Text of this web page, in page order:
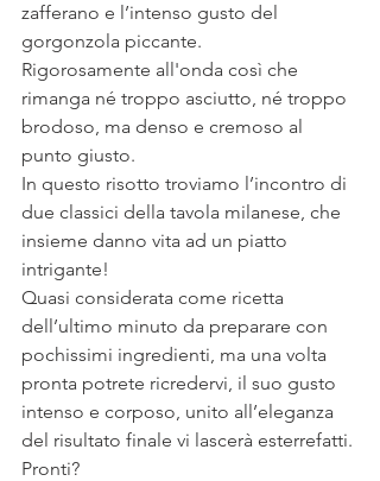
zafferano e l’intenso gusto del
gorgonzola piccante.
Rigorosamente all'onda così che
rimanga né troppo asciutto, né troppo
brodoso, ma denso e cremoso al
punto giusto.
In questo risotto troviamo l’incontro di
due classici della tavola milanese, che
insieme danno vita ad un piatto
intrigante!
Quasi considerata come ricetta
dell’ultimo minuto da preparare con
pochissimi ingredienti, ma una volta
pronta potrete ricredervi, il suo gusto
intenso e corposo, unito all’eleganza
del risultato finale vi lascerà esterrefatti.
Pronti?